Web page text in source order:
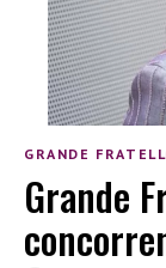
GRANDE
Grande